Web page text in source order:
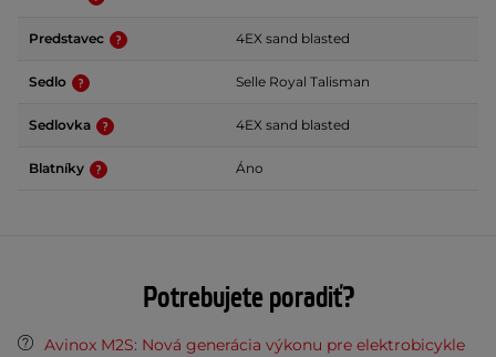
Predstavec 4EX sand blasted
Sedlo Selle Royal Talisman
Sedlovka 4EX sand blasted
Blatníky Áno
Potrebujete poradiť?
Avinox M2S: Nová generácia výkonu pre elektrobicykle